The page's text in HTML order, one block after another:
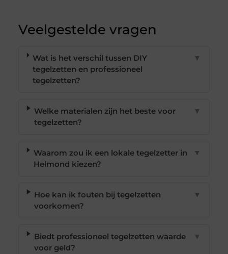
Veelgestelde vragen
Wat is het verschil tussen DIY
tegelzetten en professioneel
tegelzetten?
▼
Welke materialen zijn het beste voor
tegelzetten?
▼
Waarom zou ik een lokale tegelzetter in
Helmond kiezen?
▼
Hoe kan ik fouten bij tegelzetten
voorkomen?
▼
Biedt professioneel tegelzetten waarde
voor geld?
▼